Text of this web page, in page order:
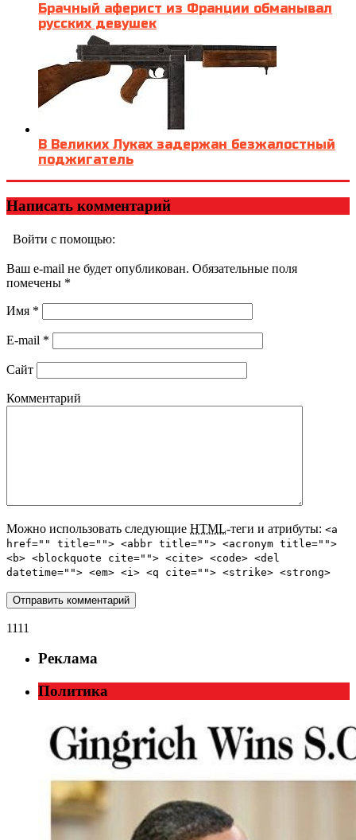
Брачный аферист из Франции обманывал
русских девушек
В Великих Луках задержан безжалостный
поджигатель
Написать комментарий
Войти с помощью:
Ваш e-mail не будет опубликован. Обязательные поля
помечены *
Имя *
E-mail *
Сайт
Комментарий
Можно использовать следующие HTML-теги и атрибуты: <a
href="" title=""> <abbr title=""> <acronym title="">
<b> <blockquote cite=""> <cite> <code> <del
datetime=""> <em> <i> <q cite=""> <strike> <strong>
1111
Реклама
Политика